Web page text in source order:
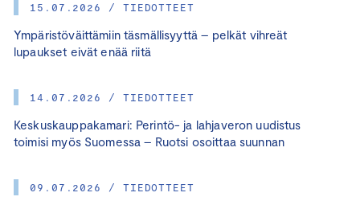
15.07.2026 / TIEDOTTEET
Ympäristöväittämiin täsmällisyyttä – pelkät vihreät
lupaukset eivät enää riitä
14.07.2026 / TIEDOTTEET
Keskuskauppakamari: Perintö- ja lahjaveron uudistus
toimisi myös Suomessa – Ruotsi osoittaa suunnan
09.07.2026 / TIEDOTTEET